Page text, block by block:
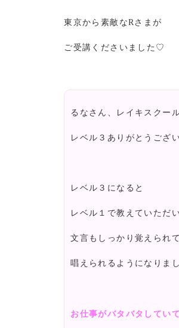
東京から素敵なRさまが
ご受講くださいました♡
るなさん、レイキスクー
レベル３ありがとうござ
レベル３になると
レベル１で教えていただ
文言もしっかり覚えられて
唱えられるようになりま
お仕事がバタバタしてい